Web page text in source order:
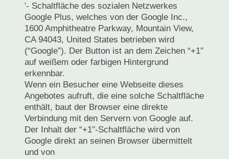
′- Schaltfläche des sozialen Netzwerkes
Google Plus, welches von der Google Inc.,
1600 Amphitheatre Parkway, Mountain View,
CA 94043, United States betrieben wird
(“Google”). Der Button ist an dem Zeichen “+1′′
auf weißem oder farbigen Hintergrund
erkennbar.
Wenn ein Besucher eine Webseite dieses
Angebotes aufruft, die eine solche Schaltfläche
enthält, baut der Browser eine direkte
Verbindung mit den Servern von Google auf.
Der Inhalt der “+1′′-Schaltfläche wird von
Google direkt an seinen Browser übermittelt
und von